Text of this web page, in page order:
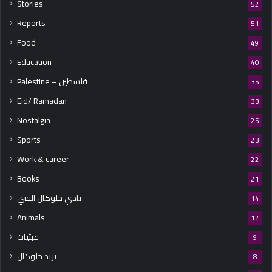
Stories 52
Reports 51
Food 49
Education 40
Palestine – فلسطين 35
Eid/ Ramadan 33
Nostalgia 25
Sports 23
Work & career 22
Books 21
نادي جلوكال الفني 14
Animals 12
عبثيات 9
بريد جلوكال 8